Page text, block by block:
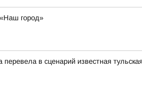
город»
в сценарий известная